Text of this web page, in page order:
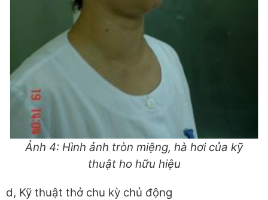
Ảnh 4: Hình ảnh tròn miệng, hà hơi của kỹ
thuật ho hữu hiệu
d, Kỹ thuật thở chu kỳ chủ động